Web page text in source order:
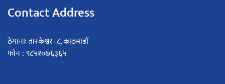
Contact Address
ठेगानाः तारकेश्वर–८, काठमाडौं
फोन : ९८५१०७६३६५